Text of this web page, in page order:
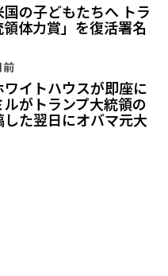
国の子どもたちへ トラ
体力賞」を復活署名
前
ワイトハウスが即座に
がトランプ大統領の
した翌日にオバマ元大